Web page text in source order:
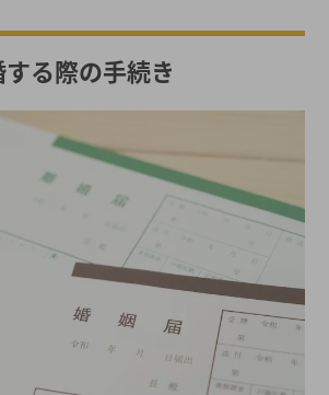
る際の手続き